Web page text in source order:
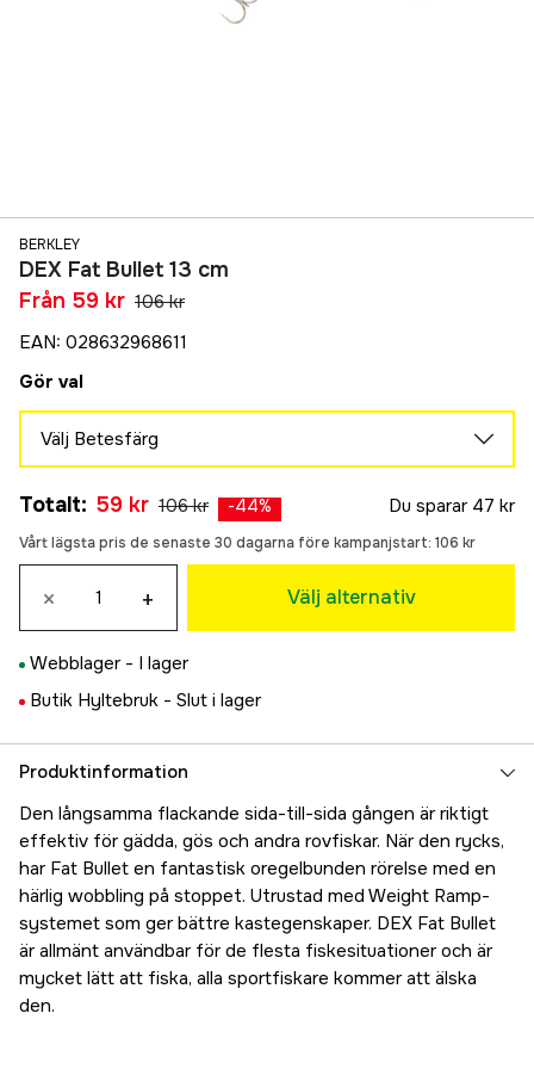
BERKLEY
DEX Fat Bullet 13 cm
Från 59 kr 106 kr
EAN: 028632968611
Gör val
Välj Betesfärg
106 kr
Mullet
59 kr
Mahi Mahi
90 kr
Ayu
189 kr
Totalt: 59 kr 106 kr -44% Du sparar 47 kr
Vårt lägsta pris de senaste 30 dagarna före kampanjstart: 106 kr
× + Välj alternativ
Webblager - I lager
Butik Hyltebruk - Slut i lager
Produktinformation
Den långsamma flackande sida-till-sida gången är riktigt
effektiv för gädda, gös och andra rovfiskar. När den rycks,
har Fat Bullet en fantastisk oregelbunden rörelse med en
härlig wobbling på stoppet. Utrustad med Weight Ramp-
systemet som ger bättre kastegenskaper. DEX Fat Bullet
är allmänt användbar för de flesta fiskesituationer och är
mycket lätt att fiska, alla sportfiskare kommer att älska
den.